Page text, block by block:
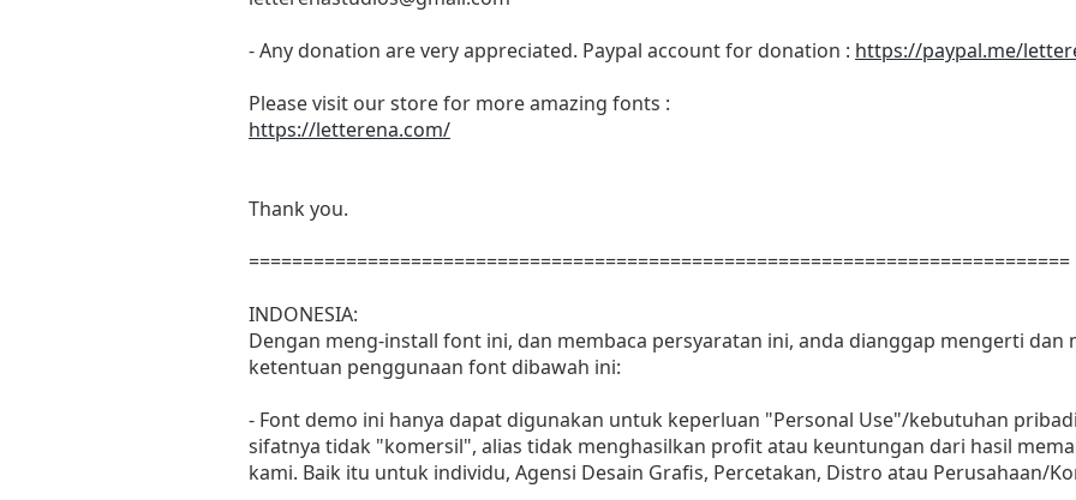
- Any donation are very appreciated. Paypal account for donation : https://paypal.me/
Please visit our store for more amazing fonts :
https://letterena.com/
Thank you.
============================================================================
INDONESIA:
Dengan meng-install font ini, dan membaca persyaratan ini, anda dianggap mengerti dan
ketentuan penggunaan font dibawah ini:
- Font demo ini hanya dapat digunakan untuk keperluan "Personal Use"/kebutuhan
sifatnya tidak "komersil", alias tidak menghasilkan profit atau keuntungan dari hasil
kami. Baik itu untuk individu, Agensi Desain Grafis, Percetakan, Distro atau Perusahaan/